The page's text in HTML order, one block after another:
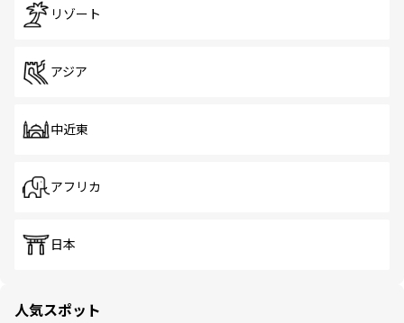
リゾート
アジア
中近東
アフリカ
日本
人気スポット